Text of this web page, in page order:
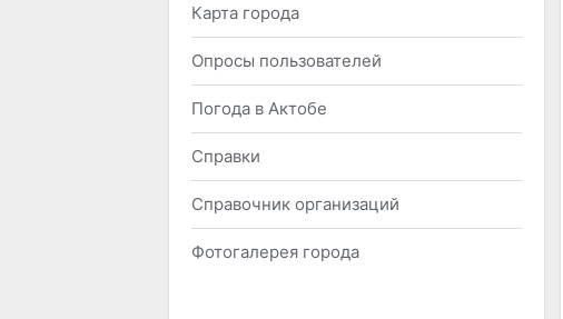
Карта города
Опросы пользователей
Погода в Актобе
Справки
Справочник организаций
Фотогалерея города